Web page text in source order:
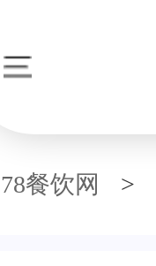
78餐饮网 >